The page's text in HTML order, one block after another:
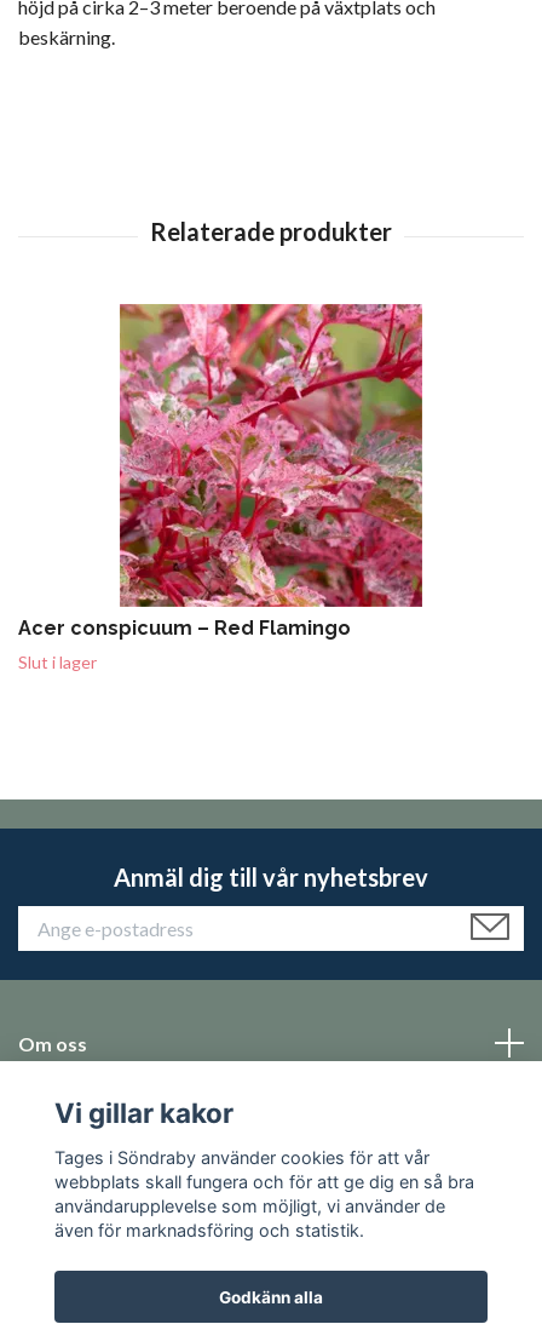
höjd på cirka 2–3 meter beroende på växtplats och
beskärning.
Acer conspicuum – Red Flamingo
Slut i lager
Anmäl dig till vår nyhetsbrev
Om oss
Emballage
Sociala medier
Vi gillar kakor
Tages i Söndraby använder cookies för att vår
webbplats skall fungera och för att ge dig en så bra
användarupplevelse som möjligt, vi använder de
även för marknadsföring och statistik.
Godkänn alla